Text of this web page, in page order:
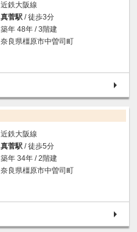
近鉄大阪線
真菅駅 / 徒歩3分
築年 48年 / 3階建
奈良県橿原市中曽司町
近鉄大阪線
真菅駅 / 徒歩5分
築年 34年 / 2階建
奈良県橿原市中曽司町